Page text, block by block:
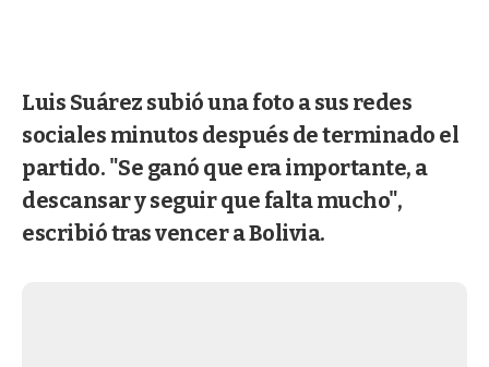
Luis Suárez subió una foto a sus redes
sociales minutos después de terminado el
partido. "Se ganó que era importante, a
descansar y seguir que falta mucho",
escribió tras vencer a Bolivia.